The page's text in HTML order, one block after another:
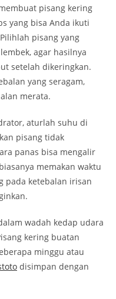
pisang kering
yang bisa Anda ikuti
pisang yang
agar hasilnya
setelah dikeringkan.
yang seragam,
merata.
aturlah suhu di
pisang tidak
panas bisa mengalir
memakan waktu
pada ketebalan irisan
wadah kedap udara
kering buatan
minggu atau
disimpan dengan